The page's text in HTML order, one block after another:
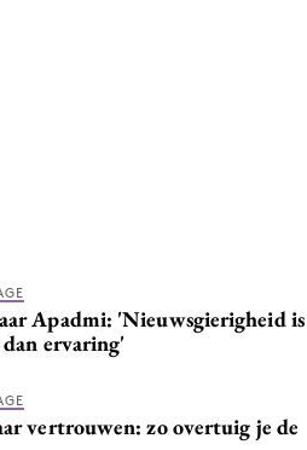
Apadmi: 'Nieuwsgierigheid is
ervaring'
vertrouwen: zo overtuig je de